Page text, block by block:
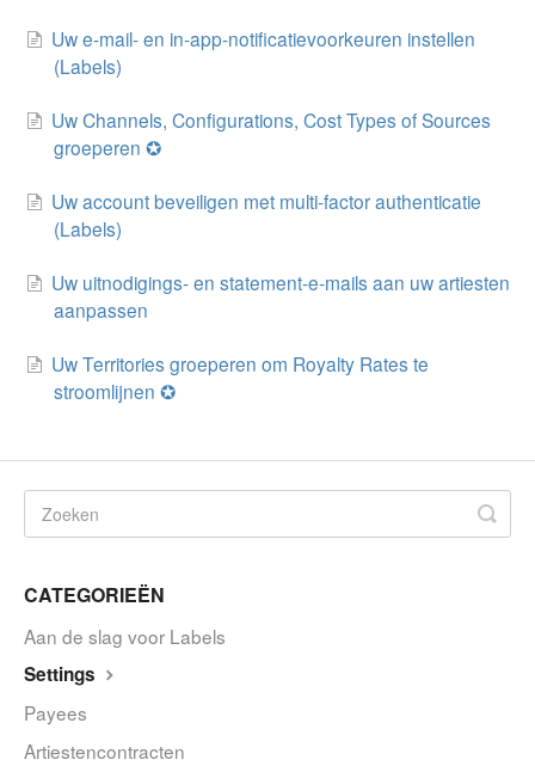
Uw e-mail- en in-app-notificatievoorkeuren instellen
(Labels)
Uw Channels, Configurations, Cost Types of Sources
groeperen ✪
Uw account beveiligen met multi-factor authenticatie
(Labels)
Uw uitnodigings- en statement-e-mails aan uw artiesten
aanpassen
Uw Territories groeperen om Royalty Rates te
stroomlijnen ✪
CATEGORIEËN
Aan de slag voor Labels
Settings
Payees
Artiestencontracten